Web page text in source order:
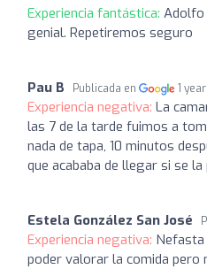
Experiencia fantástica: Adolfo
genial. Repetiremos seguro
Pau B Publicada en 1
Experiencia negativa: La
las 7 de la tarde fuimos a
nada de tapa, 10 minutos
que acababa de llegar si se la
Estela González San José
Experiencia negativa: Nefasta
poder valorar la comida pero